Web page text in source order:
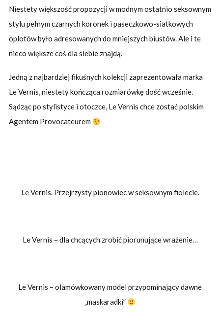
Niestety większość propozycji w modnym ostatnio seksownym
stylu pełnym czarnych koronek i paseczkowo-siatkowych
oplotów było adresowanych do mniejszych biustów. Ale i te
nieco większe coś dla siebie znajdą.
Jedną z najbardziej fikuśnych kolekcji zaprezentowała marka
Le Vernis, niestety kończąca rozmiarówkę dość wcześnie.
Sądząc po stylistyce i otoczce, Le Vernis chce zostać polskim
Agentem Provocateurem
Le Vernis. Przejrzysty pionowiec w seksownym fiolecie.
Le Vernis – dla chcących zrobić piorunujące wrażenie…
Le Vernis – olamówkowany model przypominający dawne
„maskaradki”